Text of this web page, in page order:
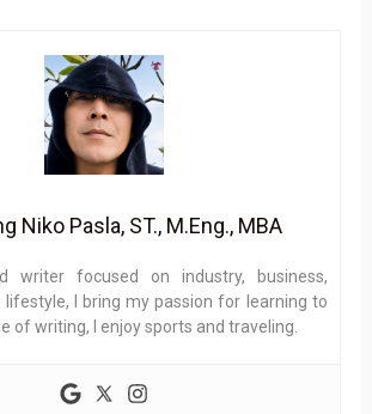
Niko Pasla, ST., M.Eng., MBA
writer focused on industry, business,
lifestyle, I bring my passion for learning to
of writing, I enjoy sports and traveling.